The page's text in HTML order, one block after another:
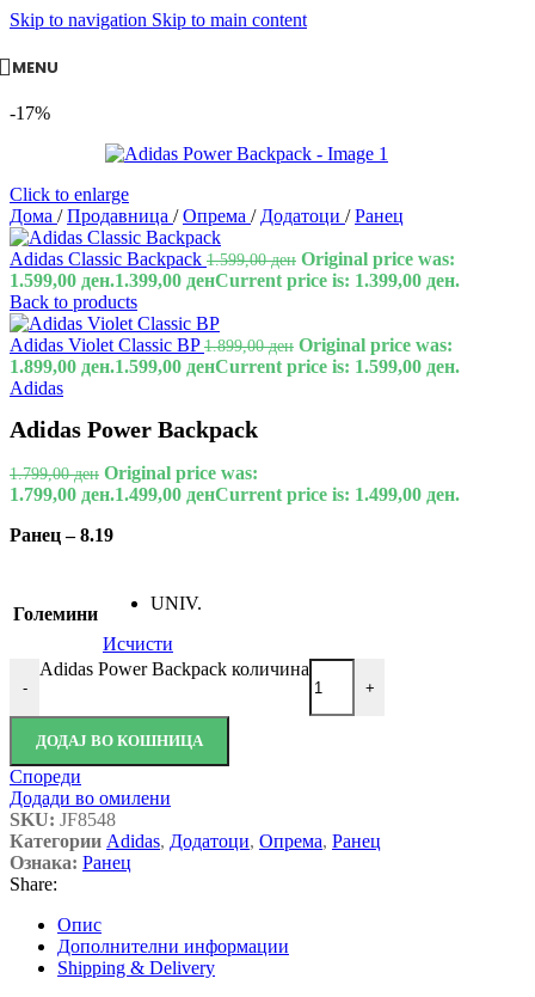
Skip to navigation Skip to main content
MENU
-17%
Click to enlarge
Дома / Продавница / Опрема / Додатоци / Ранец
Adidas Classic Backpack 1.599,00ден Original price was:
1.599,00 ден.1.399,00 денCurrent price is: 1.399,00 ден.
Back to products
Adidas Violet Classic BP1.899,00ден Original price was:
1.899,00 ден.1.599,00 денCurrent price is: 1.599,00 ден.
Adidas
Adidas Power Backpack
1.799,00ден Original price was:
1.799,00 ден.1.499,00 денCurrent price is: 1.499,00 ден.
Ранец – 8.19
Големини
UNIV.
Исчисти
-
Adidas Power Backpack количина
+
ДОДАЈ ВО КОШНИЦА
Спореди
Додади во омилени
SKU: JF8548
Категории Adidas, Додатоци, Опрема, Ранец
Ознака: Ранец
Share:
Опис
Дополнителни информации
Shipping & Delivery